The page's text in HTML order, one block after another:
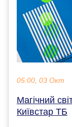
05:00, 03 Окт
Магічний
Київстар ТБ